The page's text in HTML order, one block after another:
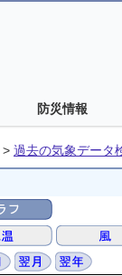
防災情報
> 過去の気象データ